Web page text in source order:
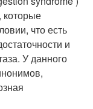
которые
что есть
и
У данного